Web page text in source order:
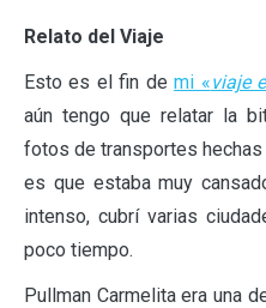
Relato del Viaje
Esto es el fin demi «viaje
aún tengo que relatar la
fotos de transportes
es que estaba muy
intenso, cubrí varias
poco tiempo.
Pullman Carmelita era una